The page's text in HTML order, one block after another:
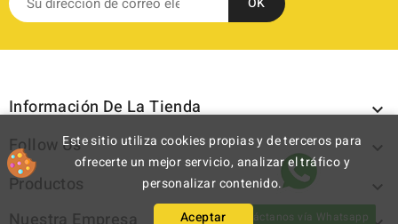
Información De La Tienda 
Follow Us 
Productos 
Este sitio utiliza cookies propias y de terceros para
ofrecerte un mejor servicio, analizar el tráfico y
personalizar contenido.
Aceptar
Contáctanos vía Whatsapp